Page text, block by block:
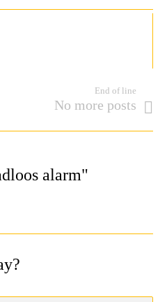
End of line
No more posts
alarm"